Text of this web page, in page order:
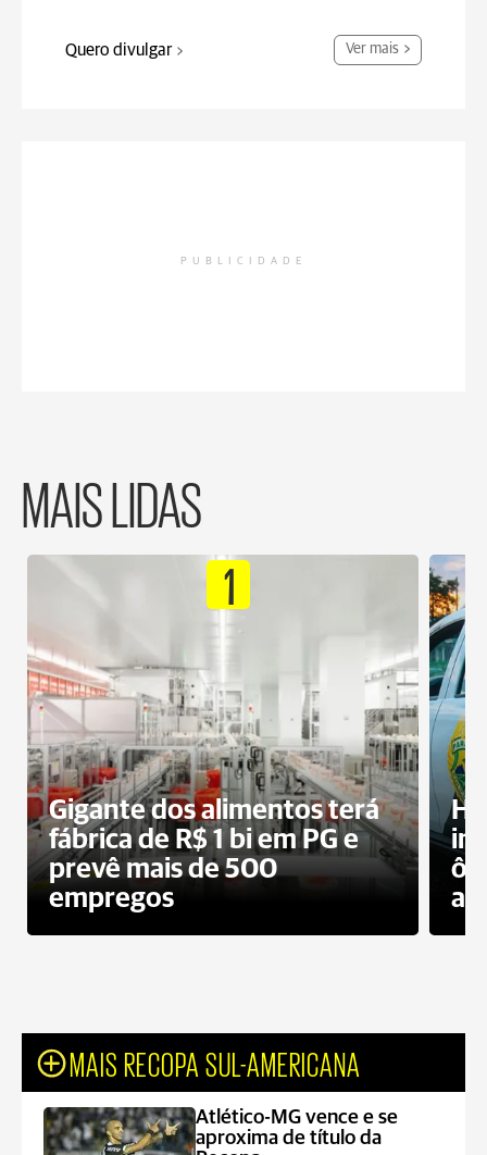
Quero divulgar Ver mais
PUBLICIDADE
MAIS LIDAS
1
Gigante dos alimentos terá
fábrica de R$ 1 bi em PG e
prevê mais de 500
empregos
MAIS RECOPA SUL-AMERICANA
Atlético-MG vence e se
aproxima de título da